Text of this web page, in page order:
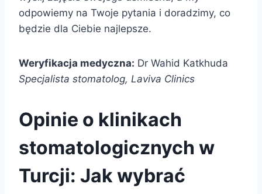
odpowiemy na Twoje pytania i doradzimy, co
będzie dla Ciebie najlepsze.
Weryfikacja medyczna: Dr Wahid Katkhuda
Specjalista stomatolog, Laviva Clinics
Opinie o klinikach
stomatologicznych w
Turcji: Jak wybrać